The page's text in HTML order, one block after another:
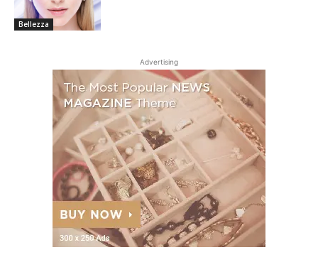
Bellezza
Advertising